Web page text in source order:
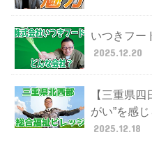
いつきフー
2025.12.20
【三重県
がい”を感
2025.12.18